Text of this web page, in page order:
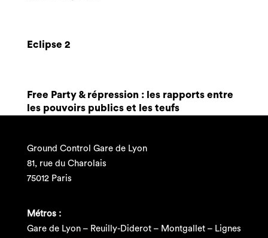
Eclipse 2
Free Party & répression : les rapports entre
les pouvoirs publics et les teufs
Ground Control Gare de Lyon
81, rue du Charolais
75012 Paris
Métros :
Gare de Lyon – Reuilly-Diderot – Montgallet – Lignes